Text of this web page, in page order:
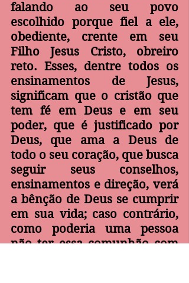
falando ao seu povo
escolhido porque fiel a ele,
obediente, crente em seu
Filho Jesus Cristo, obreiro
reto. Esses, dentre todos os
ensinamentos de Jesus,
significam que o cristão que
tem fé em Deus e em seu
poder, que é justificado por
Deus, que ama a Deus de
todo o seu coração, que busca
seguir seus conselhos,
ensinamentos e direção, verá
a bênção de Deus se cumprir
em sua vida; caso contrário,
como poderia uma pessoa
não ter essa comunhão com